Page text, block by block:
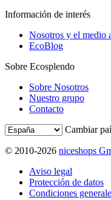
Información de interés
Nosotros y el medio
EcoBlog
Sobre Ecosplendo
Sobre Nosotros
Nuestro grupo
Contacto
Cambiar
© 2010-2026 niceshops
Aviso legal
Protección de datos
Condiciones